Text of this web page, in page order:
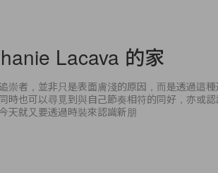
Lacava 的家
崇者，並非只是表面膚淺的原因，而是透過這
時也可以尋覓到與自己節奏相符的同好，亦或
天就又要透過時裝來認識新朋